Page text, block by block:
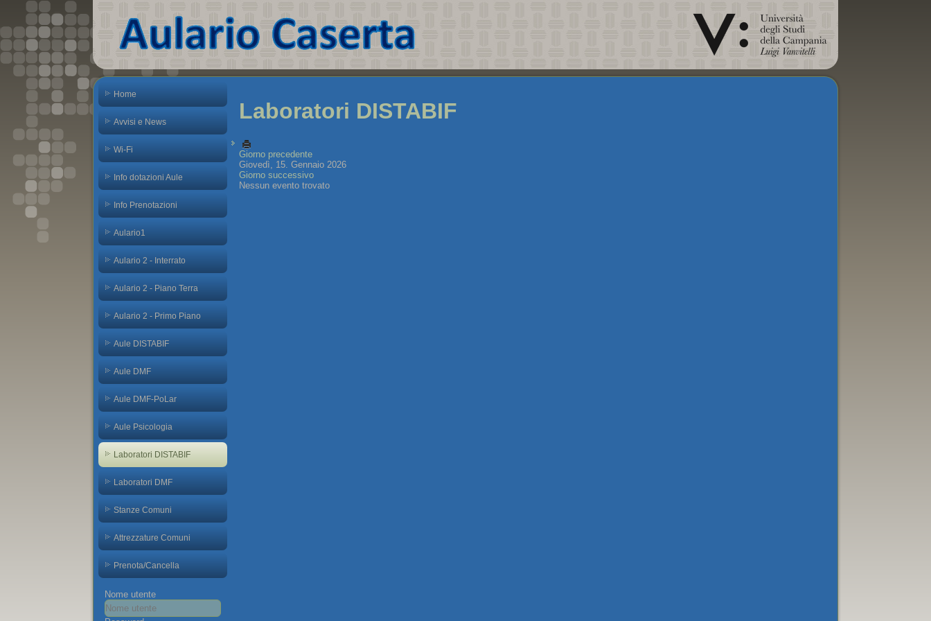
Home
Avvisi e News
Wi-Fi
Info dotazioni Aule
Info Prenotazioni
Aulario1
Aulario 2 - Interrato
Aulario 2 - Piano Terra
Aulario 2 - Primo Piano
Aule DISTABIF
Aule DMF
Aule DMF-PoLar
Aule Psicologia
Laboratori DISTABIF
Laboratori DMF
Stanze Comuni
Attrezzature Comuni
Prenota/Cancella
Nome utente
Laboratori DISTABIF
Giorno precedente
Giovedì, 15. Gennaio 2026
Giorno successivo
Nessun evento trovato